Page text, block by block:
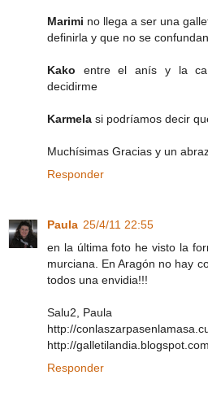
Marimi no llega a ser una
definirla y que no se
Kako entre el anís y la
decidirme
Karmela si podríamos decir
Muchísimas Gracias y un
Responder
Paula 25/4/11 22:55
en la última foto he visto la
murciana. En Aragón no hay
todos una envidia!!!
Salu2, Paula
http://
http://galletilandia.blogspot.com
Responder